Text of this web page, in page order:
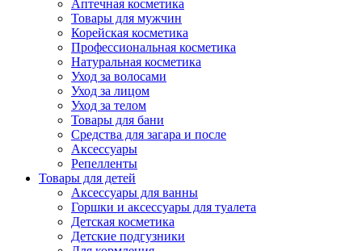
Аптечная косметика
Товары для мужчин
Корейская косметика
Профессиональная косметика
Натуральная косметика
Уход за волосами
Уход за лицом
Уход за телом
Товары для бани
Средства для загара и после
Аксессуары
Репелленты
Товары для детей
Аксессуары для ванны
Горшки и аксессуары для туалета
Детская косметика
Детские подгузники